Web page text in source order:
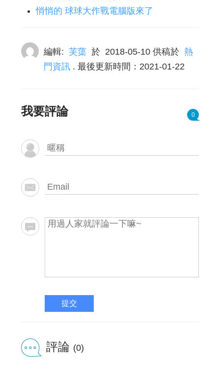
悄悄的 球球大作戰電腦版來了
編輯: 芙蕖 於 2018-05-10供稿於 熱
門資訊 . 最後更新時間：2021-01-22
我要評論 0
提交
評論 (0)